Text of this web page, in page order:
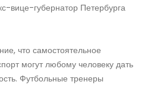
вице-губернатор Петербурга
что самостоятельное
могут любому человеку дать
Футбольные тренеры